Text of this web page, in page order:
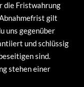
die Fristwahrung
gilt
uns gegenüber
und schlüssig
sind.
stehen einer